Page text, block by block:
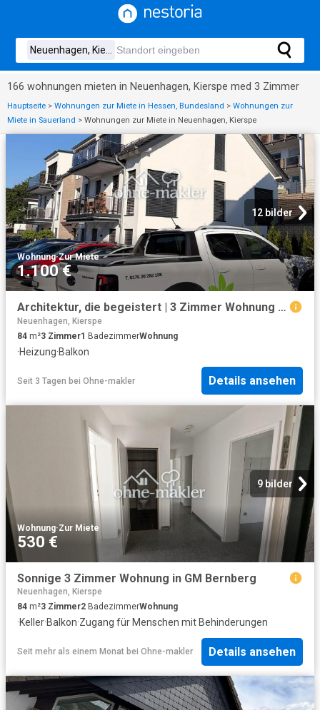
166 wohnungen mieten in Neuenhagen, Kierspe med 3 Zimmer
Hauptseite > Wohnungen zur Miete in Hessen, Bundesland > Wohnungen zur
Miete in Sauerland > Wohnungen zur Miete in Neuenhagen, Kierspe
12 bilder
Wohnung·Zur Miete
1.100 €
Architektur, die begeistert | 3 Zimmer Wohnung mit Balkon | Baujahr 2024 | ab sofort
Neuenhagen, Kierspe
84 m²3 Zimmer1 BadezimmerWohnung
·Heizung·Balkon
Seit 3 Tagen bei Ohne-makler Details ansehen
9 bilder
Wohnung·Zur Miete
530 €
Sonnige 3 Zimmer Wohnung in GM Bernberg
Neuenhagen, Kierspe
84 m²3 Zimmer2 BadezimmerWohnung
·Keller·Balkon·Zugang für Menschen mit Behinderungen
Seit mehr als einem Monat bei Ohne-makler Details ansehen